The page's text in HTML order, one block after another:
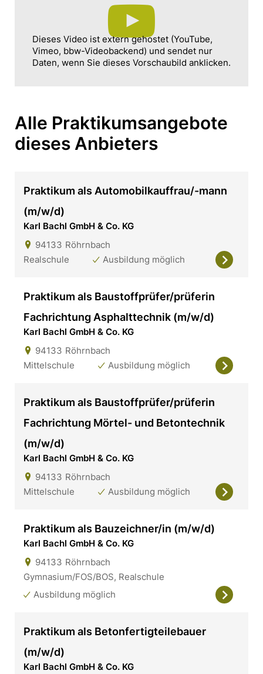
Dieses Video ist extern gehostet (YouTube,
Vimeo, bbw-Videobackend) und sendet nur
Daten, wenn Sie dieses Vorschaubild anklicken.
Alle Praktikumsangebote
dieses Anbieters
Praktikum als Automobilkauffrau/-mann
(m/w/d)
Karl Bachl GmbH & Co. KG
94133 Röhrnbach
Realschule
Ausbildung möglich
Praktikum als Baustoffprüfer/prüferin
Fachrichtung Asphalttechnik (m/w/d)
Karl Bachl GmbH & Co. KG
94133 Röhrnbach
Mittelschule
Ausbildung möglich
Praktikum als Baustoffprüfer/prüferin
Fachrichtung Mörtel- und Betontechnik
(m/w/d)
Karl Bachl GmbH & Co. KG
94133 Röhrnbach
Mittelschule
Ausbildung möglich
Praktikum als Bauzeichner/in (m/w/d)
Karl Bachl GmbH & Co. KG
94133 Röhrnbach
Gymnasium/FOS/BOS, Realschule
Ausbildung möglich
Praktikum als Betonfertigteilebauer
(m/w/d)
Karl Bachl GmbH & Co. KG